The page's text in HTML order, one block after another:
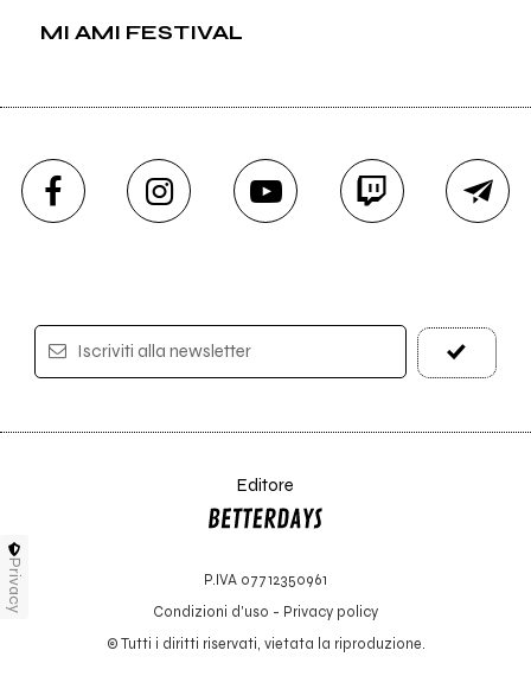
MI AMI FESTIVAL
Iscriviti alla newsletter
Editore
P.IVA 07712350961
Condizioni d'uso - Privacy policy
© Tutti i diritti riservati, vietata la riproduzione.
Privacy